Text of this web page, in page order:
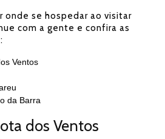
onde se hospedar ao visitar
com a gente e confira as
Ventos
da Barra
dos Ventos